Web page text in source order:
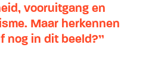
vooruitgang en
Maar herkennen
nog in dit beeld?”